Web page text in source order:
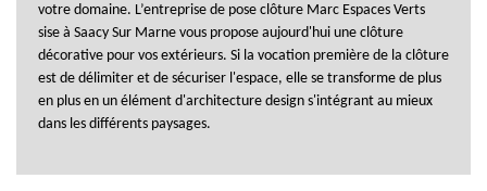
votre domaine. L’entreprise de pose clôture Marc Espaces Verts
sise à Saacy Sur Marne vous propose aujourd'hui une clôture
décorative pour vos extérieurs. Si la vocation première de la clôture
est de délimiter et de sécuriser l'espace, elle se transforme de plus
en plus en un élément d'architecture design s'intégrant au mieux
dans les différents paysages.